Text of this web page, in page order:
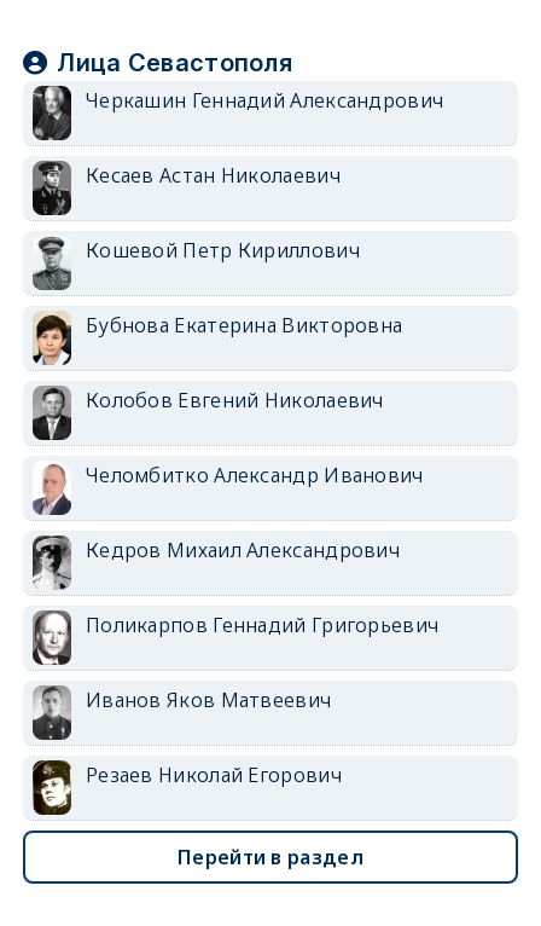
Лица Севастополя
Черкашин Геннадий Александрович
Кесаев Астан Николаевич
Кошевой Петр Кириллович
Бубнова Екатерина Викторовна
Колобов Евгений Николаевич
Челомбитко Александр Иванович
Кедров Михаил Александрович
Поликарпов Геннадий Григорьевич
Иванов Яков Матвеевич
Резаев Николай Егорович
Перейти в раздел